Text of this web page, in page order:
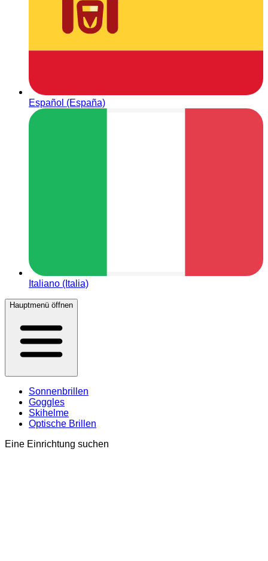
Español (España)
Italiano (Italia)
Hauptmenü öffnen
Sonnenbrillen
Goggles
Skihelme
Optische Brillen
Eine Einrichtung suchen